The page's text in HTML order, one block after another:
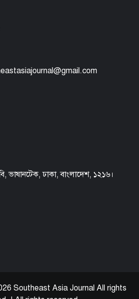
ভাষানটেক, ঢাকা, বাংলাদেশ, ১২১৬।
Southeast Asia Journal All rights